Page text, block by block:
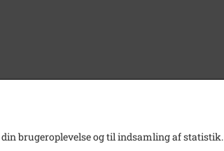
brugeroplevelse og til indsamling af statistik.